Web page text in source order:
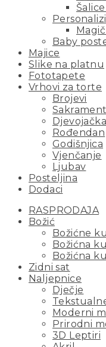
Baby
Majice
Slike na platnu
Fototapete
Vrhovi za torte
Brojevi
Djevojačka
Rođendan
Godišnjica
Vjenčanje
Ljubav
Posteljina
Dodaci
RASPRODAJA
Božić
Božićne
Božićna
Božićna
Zidni sat
Naljepnice
Dječje
Moderni
Prirodni
3D Leptiri